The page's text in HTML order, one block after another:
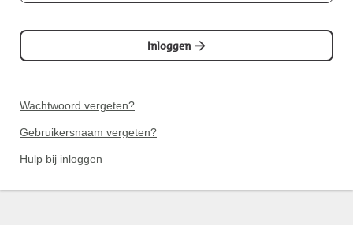
Inloggen
Wachtwoord vergeten?
Gebruikersnaam vergeten?
Hulp bij inloggen